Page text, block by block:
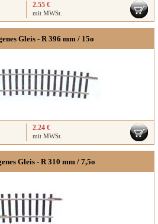
2.55 €
mit MWSt.
Gleis - R 396 mm / 15o
2.24 €
mit MWSt.
Gleis - R 310 mm / 7,5o